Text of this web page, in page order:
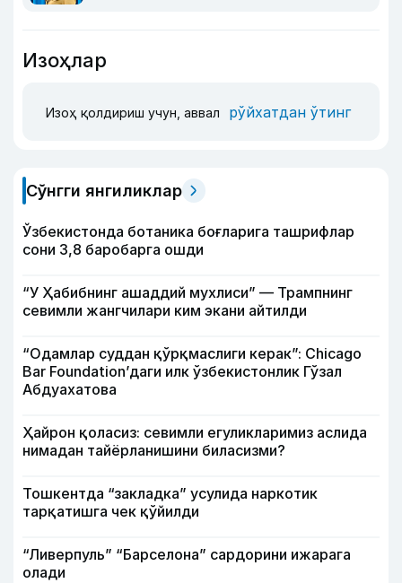
Изоҳлар
Изоҳ қолдириш учун, аввал рўйхатдан ўтинг
Сўнгги янгиликлар
Ўзбекистонда ботаника боғларига ташрифлар
сони 3,8 баробарга ошди
“У Ҳабибнинг ашаддий мухлиси” — Трампнинг
севимли жангчилари ким экани айтилди
“Одамлар суддан қўрқмаслиги керак”: Chicago
Bar Foundation’даги илк ўзбекистонлик Гўзал
Абдуахатова
Ҳайрон қоласиз: севимли егуликларимиз аслида
нимадан тайёрланишини биласизми?
Тошкентда “закладка” усулида наркотик
тарқатишга чек қўйилди
“Ливерпуль” “Барселона” сардорини ижарага
олади